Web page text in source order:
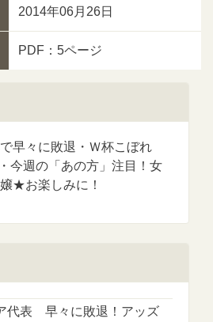
2014年06月26日
PDF：5ページ
早々に敗退・Ｗ杯こぼれ
週の「あの方」注目！女
★お楽しみに！
代表 早々に敗退！アッズ